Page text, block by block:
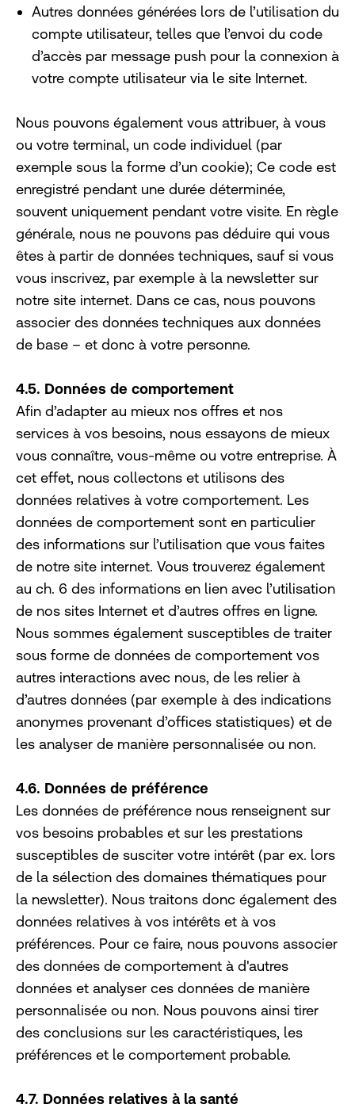
Autres données générées lors de l’utilisation du
compte utilisateur, telles que l’envoi du code
d’accès par message push pour la connexion à
votre compte utilisateur via le site Internet.
Nous pouvons également vous attribuer, à vous
ou votre terminal, un code individuel (par
exemple sous la forme d’un cookie); Ce code est
enregistré pendant une durée déterminée,
souvent uniquement pendant votre visite. En règle
générale, nous ne pouvons pas déduire qui vous
êtes à partir de données techniques, sauf si vous
vous inscrivez, par exemple à la newsletter sur
notre site internet. Dans ce cas, nous pouvons
associer des données techniques aux données
de base – et donc à votre personne.
4.5. Données de comportement
Afin d’adapter au mieux nos offres et nos
services à vos besoins, nous essayons de mieux
vous connaître, vous-même ou votre entreprise. À
cet effet, nous collectons et utilisons des
données relatives à votre comportement. Les
données de comportement sont en particulier
des informations sur l’utilisation que vous faites
de notre site internet. Vous trouverez également
au ch. 6 des informations en lien avec l’utilisation
de nos sites Internet et d’autres offres en ligne.
Nous sommes également susceptibles de traiter
sous forme de données de comportement vos
autres interactions avec nous, de les relier à
d’autres données (par exemple à des indications
anonymes provenant d’offices statistiques) et de
les analyser de manière personnalisée ou non.
4.6. Données de préférence
Les données de préférence nous renseignent sur
vos besoins probables et sur les prestations
susceptibles de susciter votre intérêt (par ex. lors
de la sélection des domaines thématiques pour
la newsletter). Nous traitons donc également des
données relatives à vos intérêts et à vos
préférences. Pour ce faire, nous pouvons associer
des données de comportement à d'autres
données et analyser ces données de manière
personnalisée ou non. Nous pouvons ainsi tirer
des conclusions sur les caractéristiques, les
préférences et le comportement probable.
4.7. Données relatives à la santé